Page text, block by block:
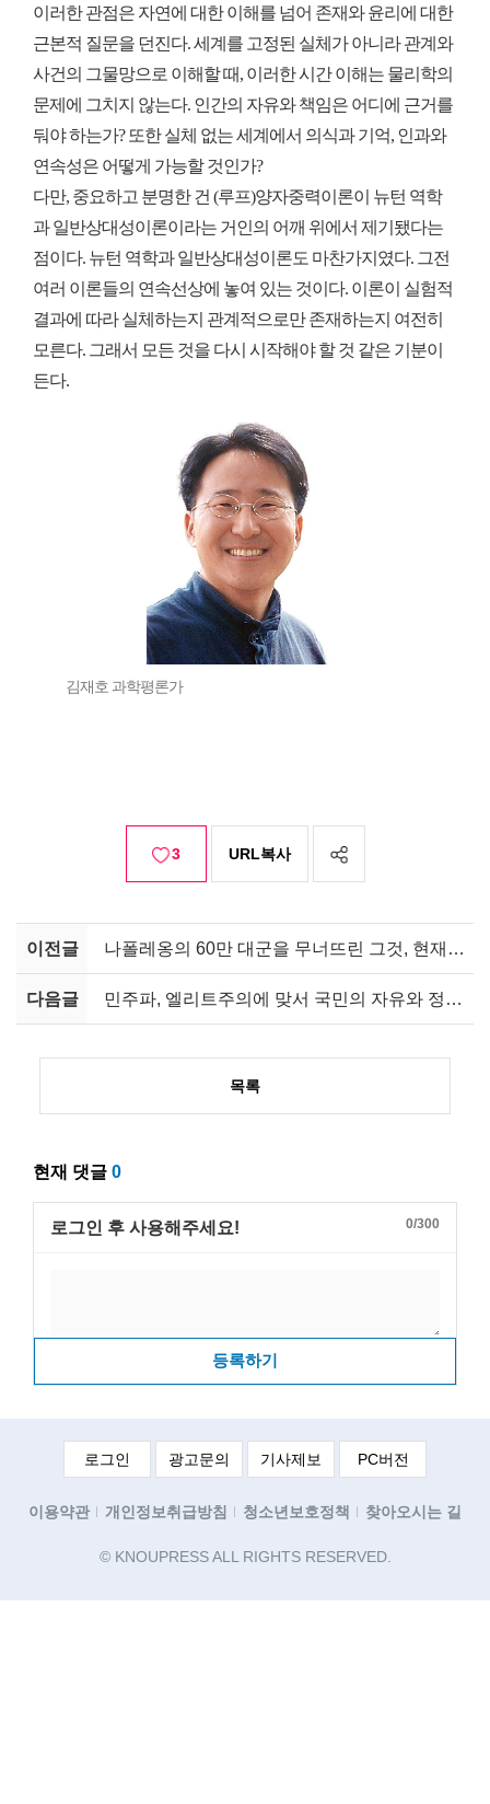
이러한 관점은 자연에 대한 이해를 넘어 존재와 윤리에 대한
근본적 질문을 던진다. 세계를 고정된 실체가 아니라 관계와
사건의 그물망으로 이해할 때, 이러한 시간 이해는 물리학의
문제에 그치지 않는다. 인간의 자유와 책임은 어디에 근거를
둬야 하는가? 또한 실체 없는 세계에서 의식과 기억, 인과와
연속성은 어떻게 가능할 것인가?
다만, 중요하고 분명한 건 (루프)양자중력이론이 뉴턴 역학
과 일반상대성이론이라는 거인의 어깨 위에서 제기됐다는
점이다. 뉴턴 역학과 일반상대성이론도 마찬가지였다. 그전
여러 이론들의 연속선상에 놓여 있는 것이다. 이론이 실험적
결과에 따라 실체하는지 관계적으로만 존재하는지 여전히
모른다. 그래서 모든 것을 다시 시작해야 할 것 같은 기분이
든다.
김재호 과학평론가
3 URL복사
이전글 나폴레옹의 60만 대군을 무너뜨린 그것, 현재진행형이라면?
다음글 민주파, 엘리트주의에 맞서 국민의 자유와 정치참여 옹호
목록
현재 댓글 0
로그인 후 사용해주세요! 0/300
등록하기
로그인 광고문의 기사제보 PC버전
이용약관 개인정보취급방침 청소년보호정책 찾아오시는 길
© KNOUPRESS ALL RIGHTS RESERVED.